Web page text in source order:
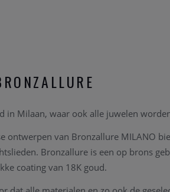
in Milaan, waar ook alle juwelen
ontwerpen van Bronzallure MILANO
Bronzallure is een op brons
coating van 18K goud.